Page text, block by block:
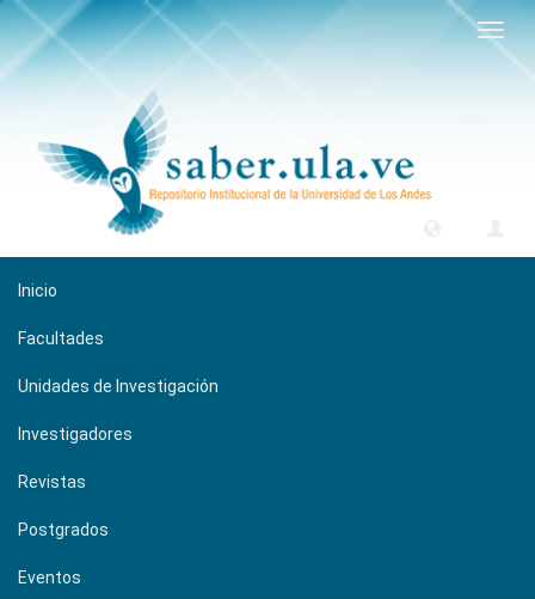
Inicio
Facultades
Unidades de Investigación
Investigadores
Revistas
Postgrados
Eventos